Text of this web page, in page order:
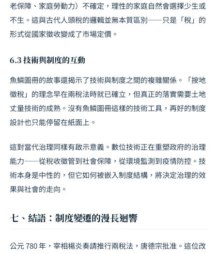
老保障、家庭勞動力）不確定，理性的家庭自然會選擇少生或
不生。這與古代人頭稅的邏輯並無本質區別——只是「稅」的
形式從國家徵收變成了市場定價。
6.3 技術與制度的互動
魚鱗圖冊的故事還揭示了技術與制度之間的複雜關係。「按地
徵稅」的理念早在兩稅法時就已確立，但真正的落實需要土地
丈量技術的成熟。沒有魚鱗圖冊這樣的技術工具，再好的制度
設計也只能停留在紙面上。
這對當代治理同樣有啟示意義。數位技術正在重塑政府的治理
能力——從稅收徵管到社會保障，從環境監測到疫情防控。技
術本身是中性的，但它如何被嵌入制度結構，將決定治理的效
果與社會的走向。
七、結語：制度變遷的漫長迴響
公元 780 年，宰相楊炎奏請推行兩稅法，唐德宗批准。這位改